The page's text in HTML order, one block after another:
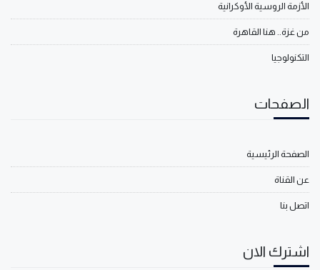
الأزمة الروسية الأوكرانية
من غزة.. هنا القاهرة
التكنولوجيا
الصفحات
الصفحة الرئيسية
عن القناة
اتصل بنا
اشترك الان